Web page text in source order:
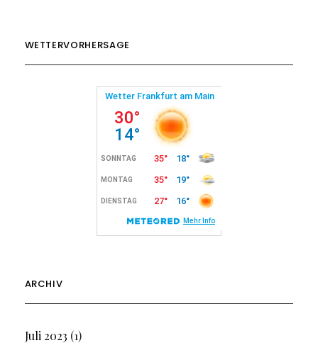
WETTERVORHERSAGE
ARCHIV
Juli 2023 (1)